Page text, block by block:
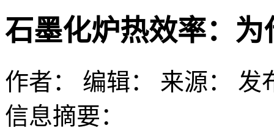
石墨化炉热效率：
作者： 编辑： 来源： 发
信息摘要：